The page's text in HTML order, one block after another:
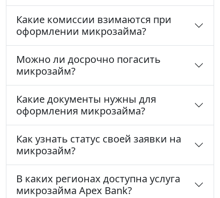
Какие комиссии взимаются при
оформлении микрозайма?
Можно ли досрочно погасить
микрозайм?
Какие документы нужны для
оформления микрозайма?
Как узнать статус своей заявки на
микрозайм?
В каких регионах доступна услуга
микрозайма Apex Bank?